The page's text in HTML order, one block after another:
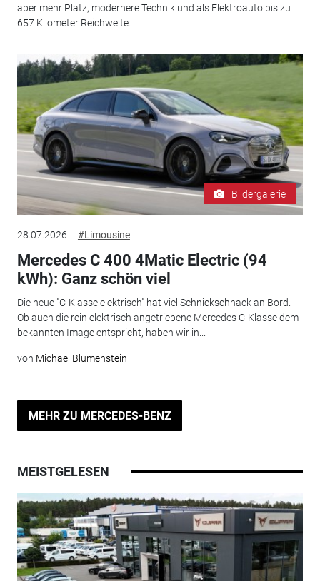
aber mehr Platz, modernere Technik und als Elektroauto bis zu
657 Kilometer Reichweite.
Bildergalerie
28.07.2026 #Limousine
Mercedes C 400 4Matic Electric (94
kWh): Ganz schön viel
Die neue "C-Klasse elektrisch" hat viel Schnickschnack an Bord.
Ob auch die rein elektrisch angetriebene Mercedes C-Klasse dem
bekannten Image entspricht, haben wir in...
von Michael Blumenstein
MEHR ZU MERCEDES-BENZ
MEISTGELESEN